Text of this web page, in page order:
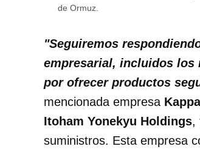
de Ormuz.
"Seguiremos
empresarial, incluidos los
por ofrecer productos
mencionada empresa
Itoham Yonekyu Holdings,
suministros. Esta empresa